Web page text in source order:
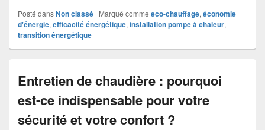
Posté dansNon classé | Marqué comme eco-chauffage, économie
d'énergie, efficacité énergétique, installation pompe à chaleur,
transition énergétique
Entretien de chaudière : pourquoi
est-ce indispensable pour votre
sécurité et votre confort ?